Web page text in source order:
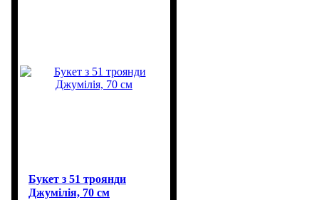
Букет з 51 троянди
Джумілія, 70 см